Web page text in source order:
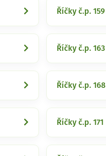
Říčky č.p. 159
Říčky č.p. 163
Říčky č.p. 168
Říčky č.p. 171